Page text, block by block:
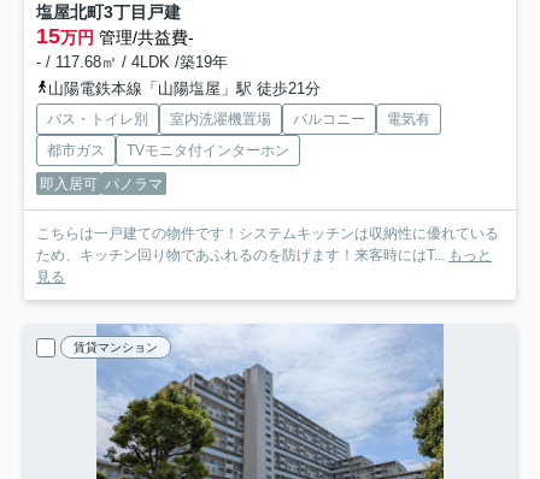
塩屋北町3丁目戸建
15万円 管理/共益費-
- / 117.68㎡ / 4LDK /築19年
山陽電鉄本線「山陽塩屋」駅 徒歩21分
バス・トイレ別 室内洗濯機置場 バルコニー
電気有
都市ガス
TVモニタ付インターホン
即入居可 パノラマ
こちらは一戸建ての物件です！システムキッチンは収納性に優れている
ため、キッチン回り物であふれるのを防げます！来客時にはT...
もっと
見る
賃貸マンション